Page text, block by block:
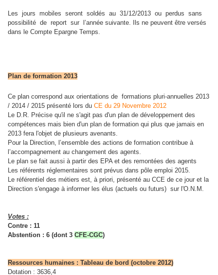
Les jours mobiles seront soldés au 31/12/2013 ou perdus sans
possibilité de report sur l’année suivante. Ils ne peuvent être versés
dans le Compte Epargne Temps.
Plan de formation 2013
Ce plan correspond aux orientations de formations pluri-annuelles 2013
/ 2014 / 2015 présenté lors du CE du 29 Novembre 2012
Le D.R. Précise qu'il ne s'agit pas d'un plan de développement des
compétences mais bien d'un plan de formation qui plus que jamais en
2013 fera l'objet de plusieurs avenants.
Pour la Direction, l’ensemble des actions de formation contribue à
l’accompagnement au changement des agents.
Le plan se fait aussi à partir des EPA et des remontées des agents
Les référents réglementaires sont prévus dans pôle emploi 2015.
Le référentiel des métiers est, à priori, présenté au CCE de ce jour et la
Direction s'engage à informer les élus (actuels ou futurs) sur l'O.N.M.
Votes :
Contre : 11
Abstention : 6 (dont 3 CFE-CGC)
Ressources humaines : Tableau de bord (octobre 2012)
Dotation : 3636,4